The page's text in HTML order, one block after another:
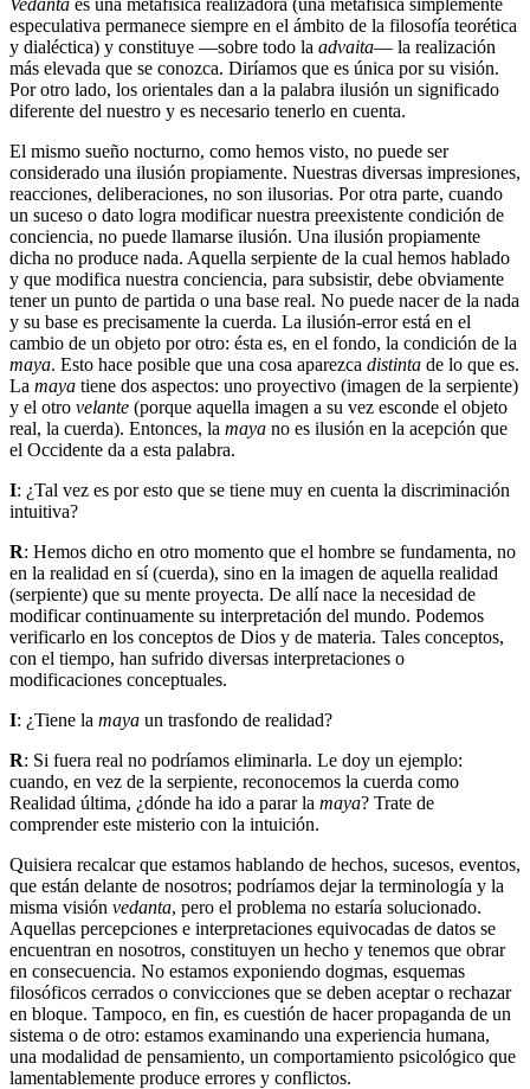
especulativa permanece siempre en el ámbito de la filosofía teorética
y dialéctica) y constituye ―sobre todo la advaita― la realización
más elevada que se conozca. Diríamos que es única por su visión.
Por otro lado, los orientales dan a la palabra ilusión un significado
diferente del nuestro y es necesario tenerlo en cuenta.
El mismo sueño nocturno, como hemos visto, no puede ser
considerado una ilusión propiamente. Nuestras diversas impresiones,
reacciones, deliberaciones, no son ilusorias. Por otra parte, cuando
un suceso o dato logra modificar nuestra preexistente condición de
conciencia, no puede llamarse ilusión. Una ilusión propiamente
dicha no produce nada. Aquella serpiente de la cual hemos hablado
y que modifica nuestra conciencia, para subsistir, debe obviamente
tener un punto de partida o una base real. No puede nacer de la nada
y su base es precisamente la cuerda. La ilusión-error está en el
cambio de un objeto por otro: ésta es, en el fondo, la condición de la
maya. Esto hace posible que una cosa aparezca distinta de lo que es.
La maya tiene dos aspectos: uno proyectivo (imagen de la serpiente)
y el otro velante (porque aquella imagen a su vez esconde el objeto
real, la cuerda). Entonces, la maya no es ilusión en la acepción que
el Occidente da a esta palabra.
I: ¿Tal vez es por esto que se tiene muy en cuenta la discriminación
intuitiva?
R: Hemos dicho en otro momento que el hombre se fundamenta, no
en la realidad en sí (cuerda), sino en la imagen de aquella realidad
(serpiente) que su mente proyecta. De allí nace la necesidad de
modificar continuamente su interpretación del mundo. Podemos
verificarlo en los conceptos de Dios y de materia. Tales conceptos,
con el tiempo, han sufrido diversas interpretaciones o
modificaciones conceptuales.
I: ¿Tiene la maya un trasfondo de realidad?
R: Si fuera real no podríamos eliminarla. Le doy un ejemplo:
cuando, en vez de la serpiente, reconocemos la cuerda como
Realidad última, ¿dónde ha ido a parar la maya? Trate de
comprender este misterio con la intuición.
Quisiera recalcar que estamos hablando de hechos, sucesos, eventos,
que están delante de nosotros; podríamos dejar la terminología y la
misma visión vedanta, pero el problema no estaría solucionado.
Aquellas percepciones e interpretaciones equivocadas de datos se
encuentran en nosotros, constituyen un hecho y tenemos que obrar
en consecuencia. No estamos exponiendo dogmas, esquemas
filosóficos cerrados o convicciones que se deben aceptar o rechazar
en bloque. Tampoco, en fin, es cuestión de hacer propaganda de un
sistema o de otro: estamos examinando una experiencia humana,
una modalidad de pensamiento, un comportamiento psicológico que
lamentablemente produce errores y conflictos.